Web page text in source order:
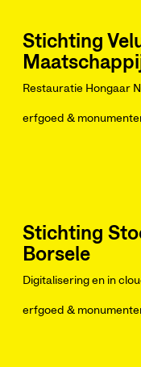
Stichting
Restauratie Hongaar
erfgoed &
Stichting
Borsele
Digitalisering en in
erfgoed &